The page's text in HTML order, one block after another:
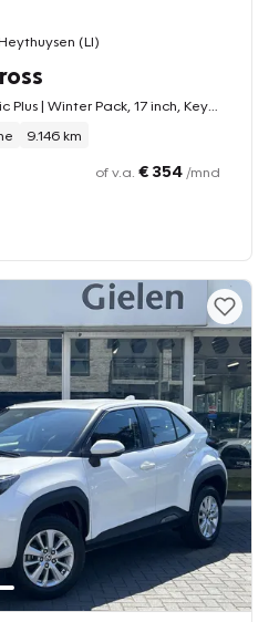
(LI)
9.146 km
of v.a. € 354 /mnd